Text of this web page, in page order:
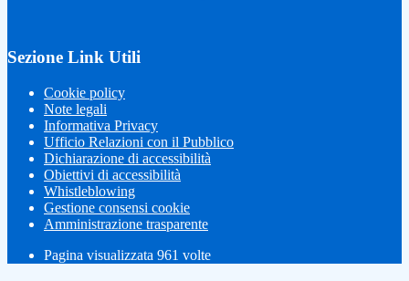
Sezione Link Utili
Cookie policy
Note legali
Informativa Privacy
Ufficio Relazioni con il Pubblico
Dichiarazione di accessibilità
Obiettivi di accessibilità
Whistleblowing
Gestione consensi cookie
Amministrazione trasparente
Pagina visualizzata 961 volte